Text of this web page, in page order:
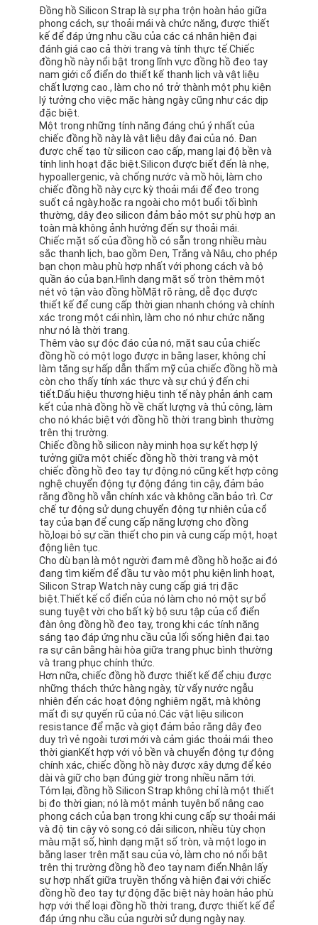
Nhà
Sản phẩm
Về chúng tôi
Chuyến tham quan nhà máy
Kiểm soát chất lượng
Liên hệ với chúng tôi
Tin tức
Các trường hợp
Blog
Đồng hồ Silicon Strap là sự pha trộn hoàn hảo giữa
phong cách, sự thoải mái và chức năng, được thiết
kế để đáp ứng nhu cầu của các cá nhân hiện đại
đánh giá cao cả thời trang và tính thực tế.Chiếc
đồng hồ này nổi bật trong lĩnh vực đồng hồ đeo tay
nam giới cổ điển do thiết kế thanh lịch và vật liệu
chất lượng cao., làm cho nó trở thành một phụ kiện
lý tưởng cho việc mặc hàng ngày cũng như các dịp
đặc biệt.
Một trong những tính năng đáng chú ý nhất của
chiếc đồng hồ này là vật liệu dây đai của nó. Đan
được chế tạo từ silicon cao cấp, mang lại độ bền và
tính linh hoạt đặc biệt.Silicon được biết đến là nhẹ,
hypoallergenic, và chống nước và mồ hôi, làm cho
chiếc đồng hồ này cực kỳ thoải mái để đeo trong
suốt cả ngày.hoặc ra ngoài cho một buổi tối bình
thường, dây đeo silicon đảm bảo một sự phù hợp an
toàn mà không ảnh hưởng đến sự thoải mái.
Chiếc mặt số của đồng hồ có sẵn trong nhiều màu
sắc thanh lịch, bao gồm Đen, Trắng và Nâu, cho phép
bạn chọn màu phù hợp nhất với phong cách và bộ
quần áo của bạn.Hình dạng mặt số tròn thêm một
nét vô tận vào đồng hồMặt rõ ràng, dễ đọc được
thiết kế để cung cấp thời gian nhanh chóng và chính
xác trong một cái nhìn, làm cho nó như chức năng
như nó là thời trang.
Thêm vào sự độc đáo của nó, mặt sau của chiếc
đồng hồ có một logo được in bằng laser, không chỉ
làm tăng sự hấp dẫn thẩm mỹ của chiếc đồng hồ mà
còn cho thấy tính xác thực và sự chú ý đến chi
tiết.Dấu hiệu thương hiệu tinh tế này phản ánh cam
kết của nhà đồng hồ về chất lượng và thủ công, làm
cho nó khác biệt với đồng hồ thời trang bình thường
trên thị trường.
Chiếc đồng hồ silicon này minh họa sự kết hợp lý
tưởng giữa một chiếc đồng hồ thời trang và một
chiếc đồng hồ đeo tay tự động.nó cũng kết hợp công
nghệ chuyển động tự động đáng tin cậy, đảm bảo
rằng đồng hồ vẫn chính xác và không cần bảo trì. Cơ
chế tự động sử dụng chuyển động tự nhiên của cổ
tay của bạn để cung cấp năng lượng cho đồng
hồ,loại bỏ sự cần thiết cho pin và cung cấp một, hoạt
động liên tục.
Cho dù bạn là một người đam mê đồng hồ hoặc ai đó
đang tìm kiếm để đầu tư vào một phụ kiện linh hoạt,
Silicon Strap Watch này cung cấp giá trị đặc
biệt.Thiết kế cổ điển của nó làm cho nó một sự bổ
sung tuyệt vời cho bất kỳ bộ sưu tập của cổ điển
đàn ông đồng hồ đeo tay, trong khi các tính năng
sáng tạo đáp ứng nhu cầu của lối sống hiện đại.tạo
ra sự cân bằng hài hòa giữa trang phục bình thường
và trang phục chính thức.
Hơn nữa, chiếc đồng hồ được thiết kế để chịu được
những thách thức hàng ngày, từ vẩy nước ngẫu
nhiên đến các hoạt động nghiêm ngặt, mà không
mất đi sự quyến rũ của nó.Các vật liệu silicon
resistance để mặc và giọt đảm bảo rằng dây đeo
duy trì vẻ ngoài tươi mới và cảm giác thoải mái theo
thời gianKết hợp với vỏ bền và chuyển động tự động
chính xác, chiếc đồng hồ này được xây dựng để kéo
dài và giữ cho bạn đúng giờ trong nhiều năm tới.
Tóm lại, đồng hồ Silicon Strap không chỉ là một thiết
bị đo thời gian; nó là một mảnh tuyên bố nâng cao
phong cách của bạn trong khi cung cấp sự thoải mái
và độ tin cậy vô song.có dải silicon, nhiều tùy chọn
màu mặt số, hình dạng mặt số tròn, và một logo in
bằng laser trên mặt sau của vỏ, làm cho nó nổi bật
trên thị trường đồng hồ đeo tay nam điển.Nhận lấy
sự hợp nhất giữa truyền thống và hiện đại với chiếc
đồng hồ đeo tay tự động đặc biệt này hoàn hảo phù
hợp với thể loại đồng hồ thời trang, được thiết kế để
đáp ứng nhu cầu của người sử dụng ngày nay.